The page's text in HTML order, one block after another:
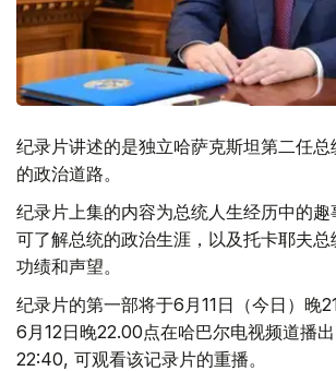
纪录片讲述的是独立哈萨克斯坦第二任
的政治道路。
纪录片上集的内容为总统人生经历中的
可了解总统的政治生涯，以及托卡耶夫
功绩和声望。
纪录片的第一部将于6月11日（今日）晚
6月12日晚22.00点在哈巴尔电视频道播
22:40, 可观看该记录片的重播。